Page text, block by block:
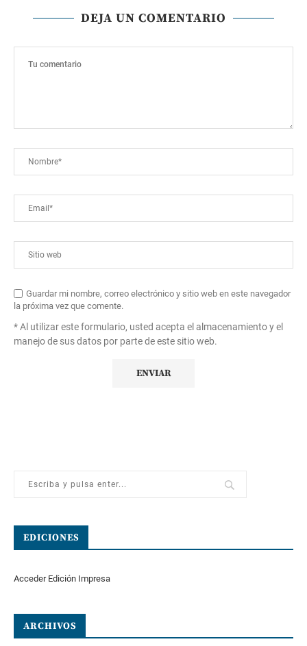
DEJA UN COMENTARIO
Guardar mi nombre, correo electrónico y sitio web en este navegador
la próxima vez que comente.
* Al utilizar este formulario, usted acepta el almacenamiento y el
manejo de sus datos por parte de este sitio web.
EDICIONES
Acceder Edición Impresa
ARCHIVOS